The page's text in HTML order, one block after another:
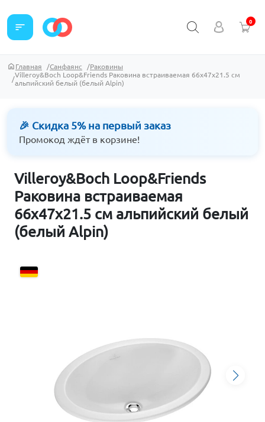
sort 0
Главная Санфаянс
Раковины
Villeroy&Boch Loop&Friends Раковина встраиваемая 66x47x21.5 см
альпийский белый (белый Alpin)
🎉 Скидка 5% на первый заказ
Промокод ждёт в корзине!
Villeroy&Boch Loop&Friends
Раковина встраиваемая
66x47x21.5 см альпийский белый
(белый Alpin)